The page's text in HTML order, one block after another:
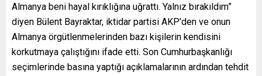
Almanya beni hayal kırıklığına uğrattı. Yalnız bırakıldım”
diyen Bülent Bayraktar, iktidar partisi AKP’den ve onun
Almanya örgütlenmelerinden bazı kişilerin kendisini
korkutmaya çalıştığını ifade etti. Son Cumhurbaşkanlığı
seçimlerinde basına yaptığı açıklamalarının ardından tehdit